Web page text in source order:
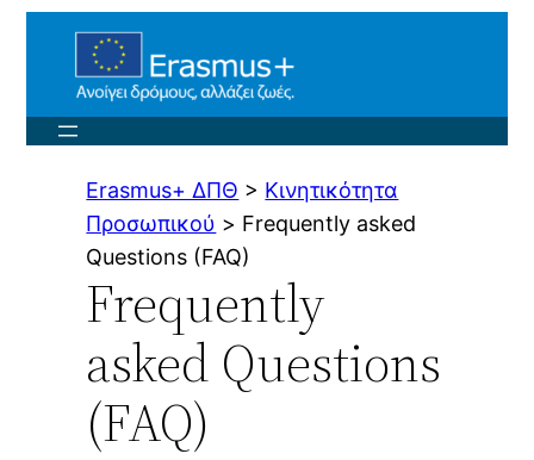
Μετάβαση
περιεχόμενο
Erasmus+ ΔΠΘ > Κινητικότητα
Προσωπικού > Frequently asked
Questions (FAQ)
Frequently
asked Questions
(FAQ)